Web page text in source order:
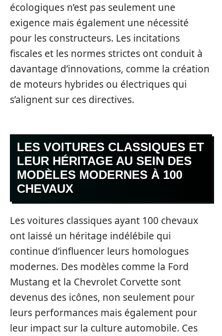
écologiques n’est pas seulement une
exigence mais également une nécessité
pour les constructeurs. Les incitations
fiscales et les normes strictes ont conduit à
davantage d’innovations, comme la création
de moteurs hybrides ou électriques qui
s’alignent sur ces directives.
LES VOITURES CLASSIQUES ET
LEUR HÉRITAGE AU SEIN DES
MODÈLES MODERNES À 100
CHEVAUX
Les voitures classiques ayant 100 chevaux
ont laissé un héritage indélébile qui
continue d’influencer leurs homologues
modernes. Des modèles comme la Ford
Mustang et la Chevrolet Corvette sont
devenus des icônes, non seulement pour
leurs performances mais également pour
leur impact sur la culture automobile. Ces